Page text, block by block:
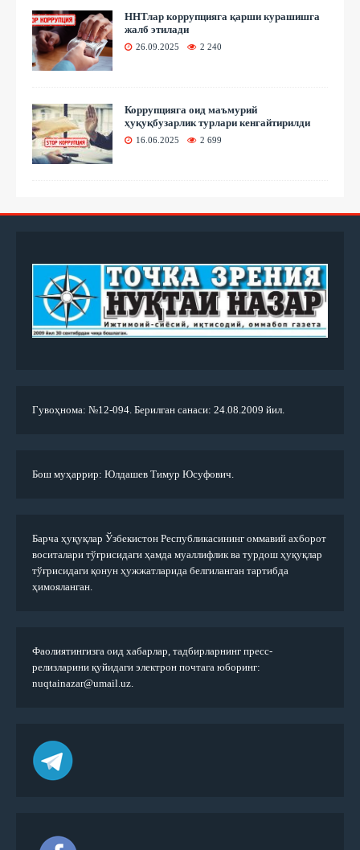
ННТлар коррупцияга қарши курашишга
жалб этилади
26.09.2025 2 240
Коррупцияга оид маъмурий
ҳуқуқбузарлик турлари кенгайтирилди
16.06.2025 2 699
Гувоҳнома: №12-094. Берилган санаси: 24.08.2009 йил.
Бош муҳаррир: Юлдашев Тимур Юсуфович.
Барча ҳуқуқлар Ўзбекистон Республикасининг оммавий ахборот
воситалари тўғрисидаги ҳамда муаллифлик ва турдош ҳуқуқлар
тўғрисидаги қонун ҳужжатларида белгиланган тартибда
ҳимояланган.
Фаолиятингизга оид хабарлар, тадбирларнинг пресс-
релизларини қуйидаги электрон почтага юборинг:
nuqtainazar@umail.uz.